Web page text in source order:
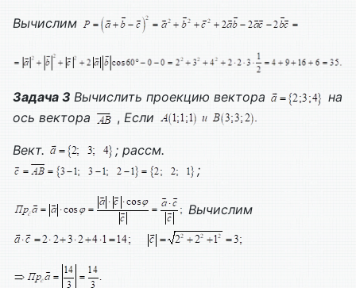
Вычислим
Задача 3 Вычислить проекцию вектора
на
ось вектора
, Если
Вект.
; рассм.
;
Вычислим